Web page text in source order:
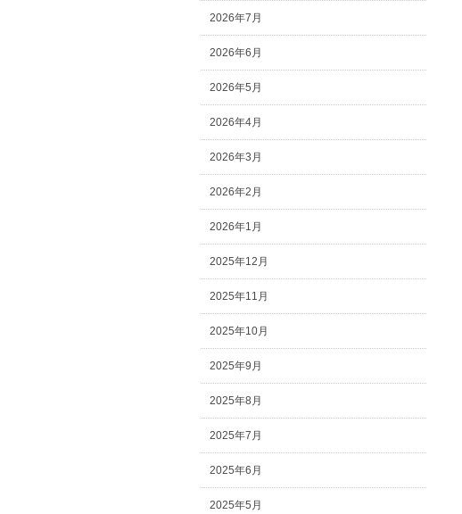
2026年7月
2026年6月
2026年5月
2026年4月
2026年3月
2026年2月
2026年1月
2025年12月
2025年11月
2025年10月
2025年9月
2025年8月
2025年7月
2025年6月
2025年5月